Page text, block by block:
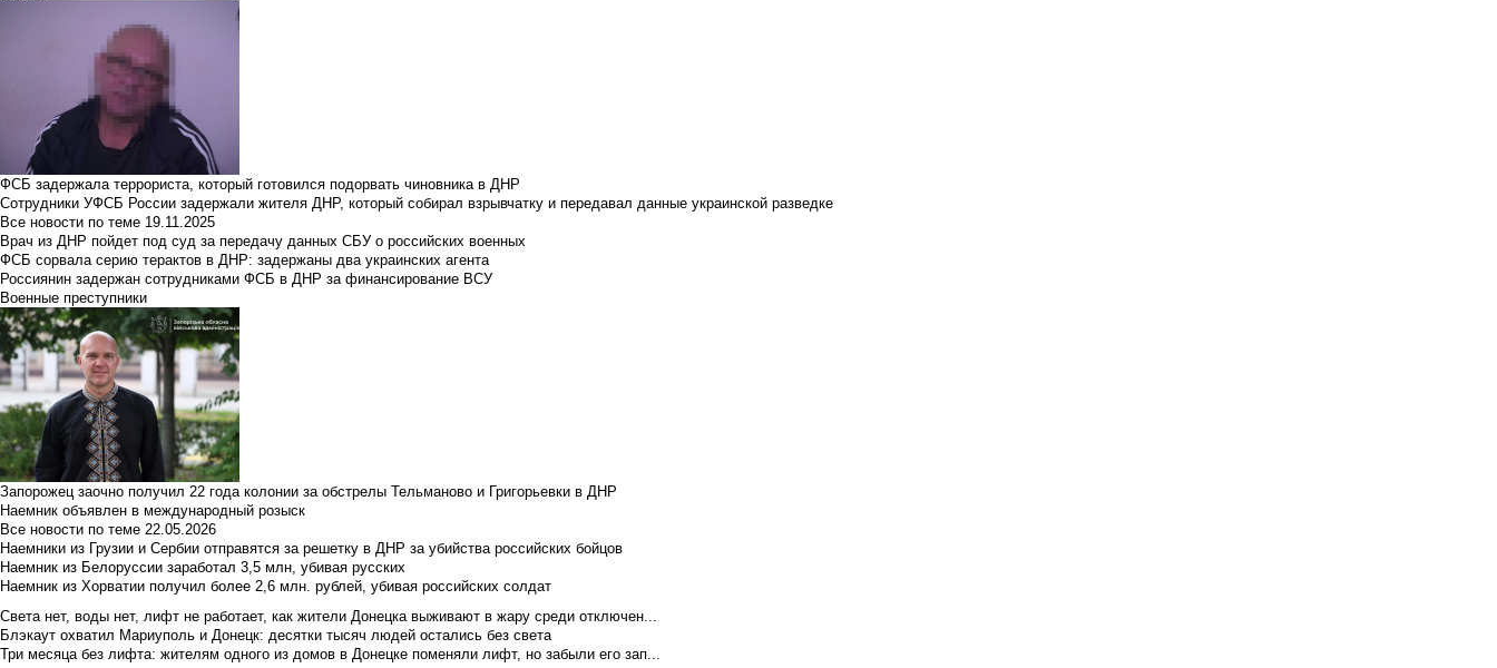
ФСБ задержала террориста, который готовился подорвать чиновника в ДНР
Сотрудники УФСБ России задержали жителя ДНР, который собирал взрывчатку и передавал данные украинской разведке
Все новости по теме 19.11.2025
Врач из ДНР пойдет под суд за передачу данных СБУ о российских военных
ФСБ сорвала серию терактов в ДНР: задержаны два украинских агента
Россиянин задержан сотрудниками ФСБ в ДНР за финансирование ВСУ
Военные преступники
Запорожец заочно получил 22 года колонии за обстрелы Тельманово и Григорьевки в ДНР
Наемник объявлен в международный розыск
Все новости по теме 22.05.2026
Наемники из Грузии и Сербии отправятся за решетку в ДНР за убийства российских бойцов
Наемник из Белоруссии заработал 3,5 млн, убивая русских
Наемник из Хорватии получил более 2,6 млн. рублей, убивая российских солдат
Света нет, воды нет, лифт не работает, как жители Донецка выживают в жару среди отключен...
Блэкаут охватил Мариуполь и Донецк: десятки тысяч людей остались без света
Три месяца без лифта: жителям одного из домов в Донецке поменяли лифт, но забыли его зап...